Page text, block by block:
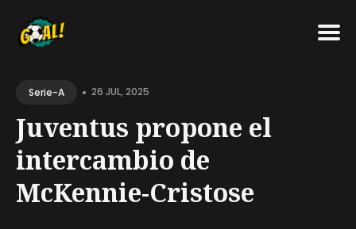
forSerie-A • 26 JUL, 2025
Juventus propone el
intercambio de
McKennie-Cristose